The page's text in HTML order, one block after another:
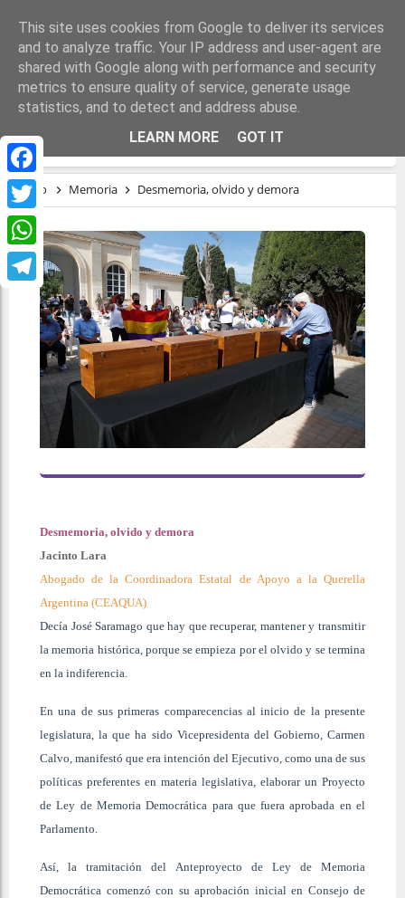
Facebook
Twitter
WhatsApp
Telegram
DESMEMORIA, OLVIDO Y DEMORA
Inicio Memoria Desmemoria, olvido y demora
Desmemoria, olvido y demora
Jacinto Lara
Abogado de la Coordinadora Estatal de Apoyo a la Querella
Argentina (CEAQUA)
Decía José Saramago que hay que recuperar, mantener y transmitir
la memoria histórica, porque se empieza por el olvido y se termina
en la indiferencia.
En una de sus primeras comparecencias al inicio de la presente
legislatura, la que ha sido Vicepresidenta del Gobierno, Carmen
Calvo, manifestó que era intención del Ejecutivo, como una de sus
políticas preferentes en materia legislativa, elaborar un Proyecto
de Ley de Memoria Democrática para que fuera aprobada en el
Parlamento.
Así, la tramitación del Anteproyecto de Ley de Memoria
Democrática comenzó con su aprobación inicial en Consejo de
This site uses cookies from Google to deliver its services
and to analyze traffic. Your IP address and user-agent are
shared with Google along with performance and security
metrics to ensure quality of service, generate usage
statistics, and to detect and address abuse.
LEARN MORE
GOT IT